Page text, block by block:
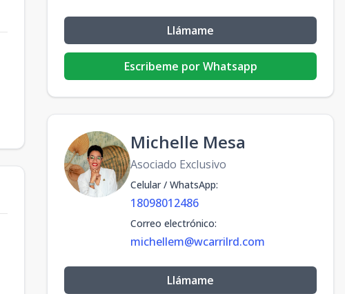
Llámame
Escribeme por Whatsapp
Michelle Mesa
Asociado Exclusivo
Celular / WhatsApp:
18098012486
Correo electrónico:
michellem@wcarrilrd.com
Llámame